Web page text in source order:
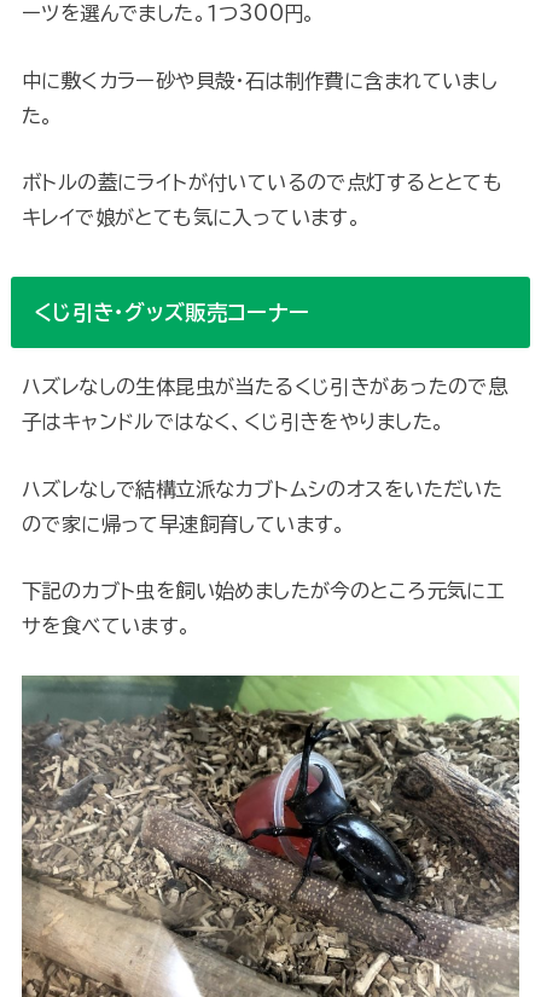
ーツを選んでました。１つ300円。
中に敷くカラー砂や貝殻・石は制作費に含まれていまし
た。
ボトルの蓋にライトが付いているので点灯するととても
キレイで娘がとても気に入っています。
くじ引き・グッズ販売コーナー
ハズレなしの生体昆虫が当たるくじ引きがあったので息
子はキャンドルではなく、くじ引きをやりました。
ハズレなしで結構立派なカブトムシのオスをいただいた
ので家に帰って早速飼育しています。
下記のカブト虫を飼い始めましたが今のところ元気にエ
サを食べています。